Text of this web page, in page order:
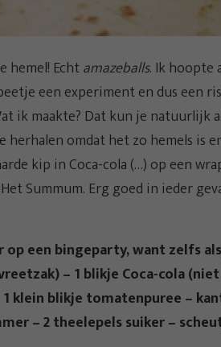
hemel! Echt amazeballs. Ik hoopte
een experiment en dus een
ik maakte? Dat kun je natuurlijk
omdat het zo hemels is
kip in Coca-cola (…) op een
Summum. Erg goed in ieder
een bingeparty, want zelfs
– 1 blikje Coca-cola
klein blikje tomatenpuree –
– 2 theelepels suiker –